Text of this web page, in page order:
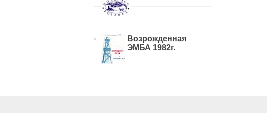
Возрожденная
ЭМБА 1982г.